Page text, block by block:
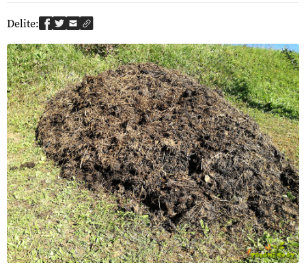
Delite: